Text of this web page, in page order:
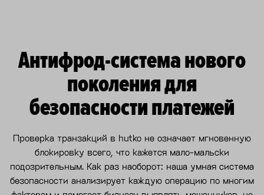
Антифрод-система нового
поколения для
безопасности платежей
Проверка транзакций в hutko не означает мгновенную
блокировку всего, что кажется мало-мальски
подозрительным. Как раз наоборот: наша умная система
безопасности анализирует каждую операцию по многим